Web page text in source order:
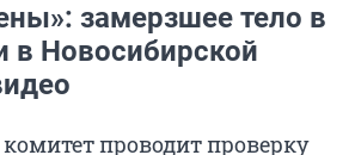
замерзшее тело в
в Новосибирской
проводит проверку